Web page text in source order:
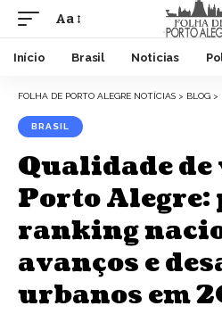
Aa
Início Brasil Noticias
FOLHA DE PORTO ALEGRE NOTÍCIAS > BLOG >
BRASIL
Qualidade de
Porto Alegre:
ranking
avanços e
urbanos em